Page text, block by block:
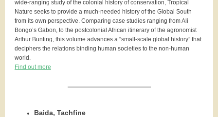
wide-ranging study of the colonial history of conservation, Tropical
Nature seeks to provide a much-needed history of the Global South
from its own perspective. Comparing case studies ranging from Ali
Bongo’s Gabon, to the postcolonial African itinerary of the agronomist
Arthur Bunting, this volume advances a “small-scale global history” that
deciphers the relations binding human societies to the non-human
world.
Find out more
Baida, Tachfine